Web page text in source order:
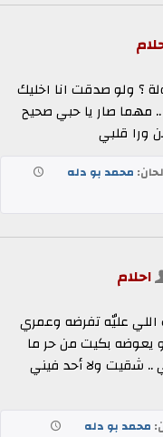
؟ ولو صدقت انا اخليك
.. مهما صار يا حبي صحيح
ورا قلبي
محمد بو دله
احلام
عليٌه تفرضه وعمري
يعوضه بكيت من حر ما
شقيت ولا أحد فيني
محمد بو دله